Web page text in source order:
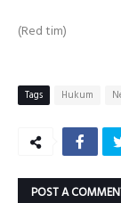
(Red tim)
Tags Hukum
POST A